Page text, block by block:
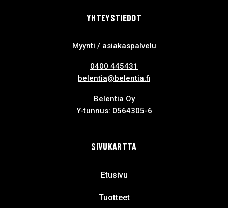
YHTEYSTIEDOT
Myynti / asiakaspalvelu
0400 445431
belentia@belentia.fi
Belentia Oy
Y-tunnus: 0564305-6
SIVUKARTTA
Etusivu
Tuotteet